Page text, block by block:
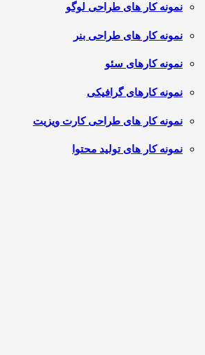
نمونه کار های طراحی لوگو
نمونه کار های طراحی بنر
نمونه کارهای سئو
نمونه کارهای گرافیکی
نمونه کار های طراحی کارت ویزیت
نمونه کار های تولید محتوا